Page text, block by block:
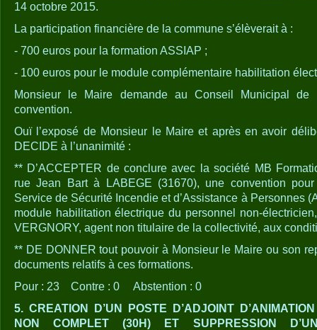
14 octobre 2015.
La participation financière de la commune s’élèverait à :
- 700 euros pour la formation ASSIAP ;
- 100 euros pour le module complémentaire habilitation
Monsieur le Maire demande au Conseil Municipal de
convention.
Ouï l’exposé de Monsieur le Maire et après en avoir
DECIDE à l’unanimité :
** D’ACCEPTER de conclure avec la société MB
rue Jean Bart à LABEGE (31670), une convention
Service de Sécurité Incendie et d’Assistance à Personnes
module habilitation électrique du personnel non-
VERGNORY, agent non titulaire de la collectivité, aux
** DE DONNER tout pouvoir à Monsieur le Maire ou son
documents relatifs à ces formations.
Pour : 23 Contre : 0 Abstention : 0
5. CREATION D’UN POSTE D’ADJOINT
NON COMPLET (30H) ET SUPPRESSION